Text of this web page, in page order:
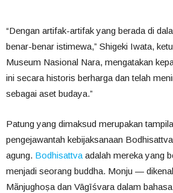
“Dengan artifak-artifak yang berada di
benar-benar istimewa,” Shigeki Iwata,
Museum Nasional Nara, mengatakan
ini secara historis berharga dan telah
sebagai aset budaya.”
Patung yang dimaksud merupakan
pengejawantah kebijaksanaan
agung. Bodhisattva adalah mereka yang
menjadi seorang buddha. Monju —
Mãnjughoṣa dan Vāgīśvara dalam